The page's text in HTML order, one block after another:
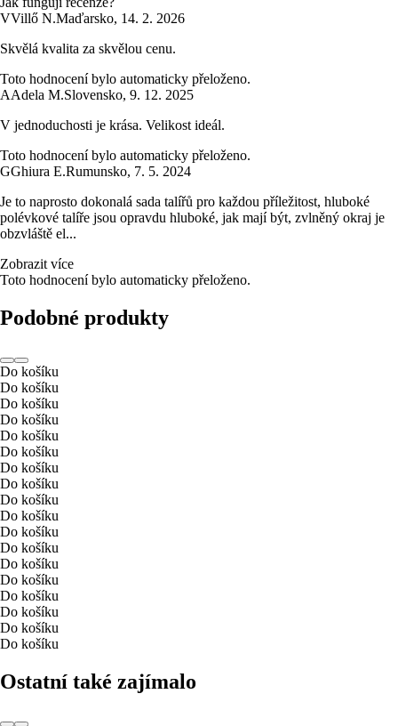
VVillő N.Maďarsko, 14. 2. 2026
Skvělá kvalita za skvělou cenu.
Toto hodnocení bylo automaticky přeloženo.
AAdela M.Slovensko, 9. 12. 2025
V jednoduchosti je krása. Velikost ideál.
Toto hodnocení bylo automaticky přeloženo.
GGhiura E.Rumunsko, 7. 5. 2024
Je to naprosto dokonalá sada talířů pro každou příležitost, hluboké
polévkové talíře jsou opravdu hluboké, jak mají být, zvlněný okraj je
obzvláště el...
Zobrazit více
Toto hodnocení bylo automaticky přeloženo.
Podobné produkty
Do košíku
Do košíku
Do košíku
Do košíku
Do košíku
Do košíku
Do košíku
Do košíku
Do košíku
Do košíku
Do košíku
Do košíku
Do košíku
Do košíku
Do košíku
Do košíku
Do košíku
Do košíku
Ostatní také zajímalo